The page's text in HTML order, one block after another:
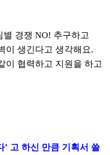
별 경쟁 NO! 추구하고
이 생긴다고 생각해요.
이 협력하고 지원을 하고
’ 고 하신 만큼 기획서 쓸